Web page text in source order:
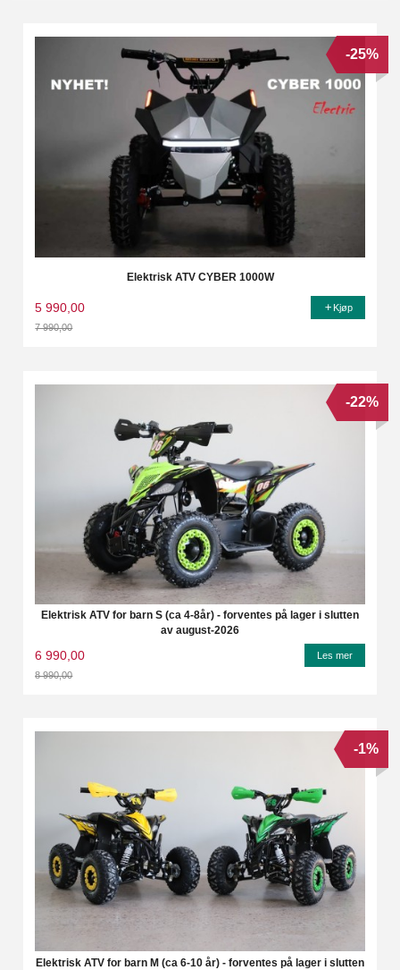
Elektrisk ATV CYBER 1000W
5 990,00
7 990,00
-25%
Kjøp
Elektrisk ATV for barn S (ca 4-8år) - forventes på lager i slutten
av august-2026
6 990,00
8 990,00
-22%
Les mer
Elektrisk ATV for barn M (ca 6-10 år) - forventes på lager i slutten
-1%